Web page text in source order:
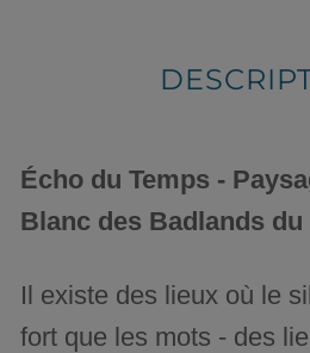
Écho du Temps -
Blanc des Badlands
Il existe des lieux où le
fort que les mots - des